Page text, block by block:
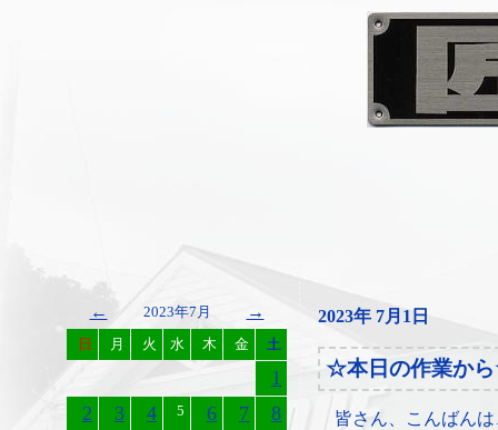
← 2023年7月 →
日 月 火 水 木 金 土
1
2
3 4 5 6 7
8
2023年 7月1日
☆本日の作業か
皆さん、こんばんは